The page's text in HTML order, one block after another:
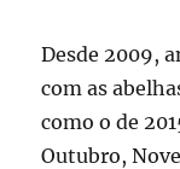
Desde 2009,
com as
como o de
Outubro,